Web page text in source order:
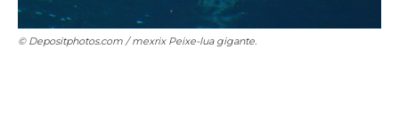
© Depositphotos.com / mexrixPeixe-lua gigante.